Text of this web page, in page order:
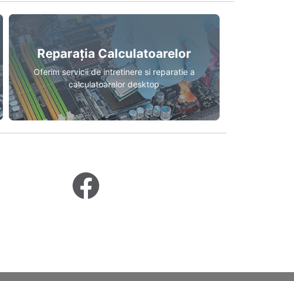
Reparația Calculatoarelor
Oferim servicii de intretinere si reparatie a
calculatoarelor desktop